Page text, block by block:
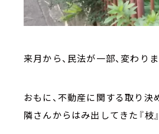
来月から、民法が一部、変わりま
おもに、不動産に関する取り決
隣さんからはみ出してきた『枝